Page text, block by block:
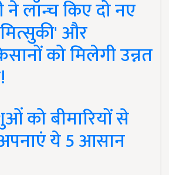
लॉन्च किए दो नए
और
को मिलेगी उन्नत
को बीमारियों से
ये 5 आसान